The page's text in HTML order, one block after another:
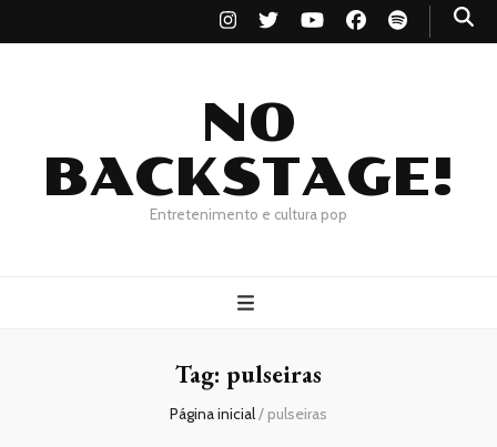
NO
BACKSTAGE!
Entretenimento e cultura pop
Tag: pulseiras
Página inicial/ pulseiras